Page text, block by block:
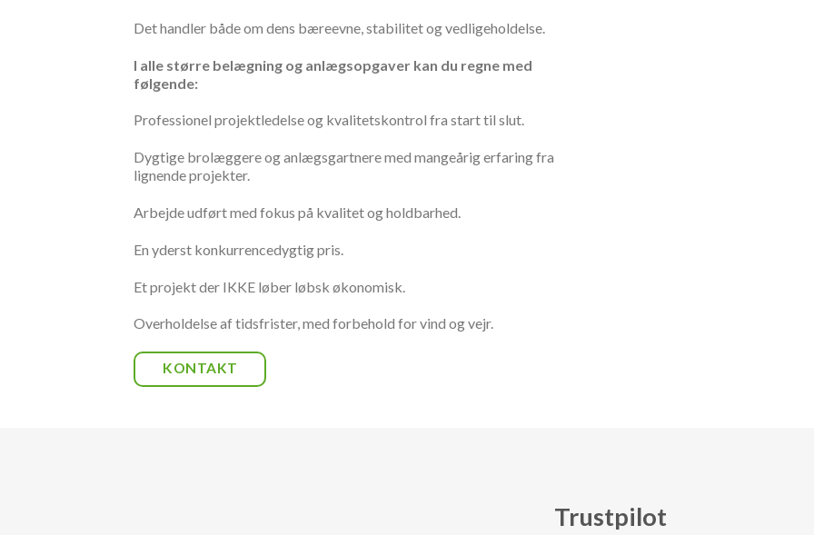
Det handler både om dens bæreevne, stabilitet og vedligeholdelse.
I alle større belægning og anlægsopgaver kan du regne med
følgende:
Professionel projektledelse og kvalitetskontrol fra start til slut.
Dygtige brolæggere og anlægsgartnere med mangeårig erfaring fra
lignende projekter.
Arbejde udført med fokus på kvalitet og holdbarhed.
En yderst konkurrencedygtig pris.
Et projekt der IKKE løber løbsk økonomisk.
Overholdelse af tidsfrister, med forbehold for vind og vejr.
KONTAKT
Trustpilot